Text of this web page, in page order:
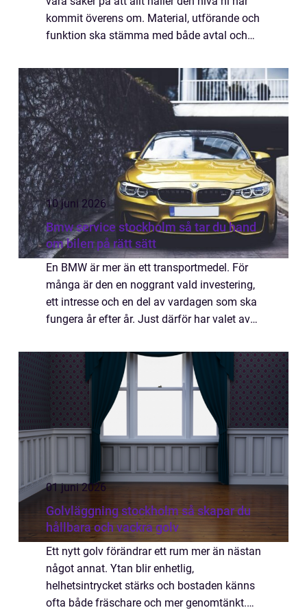
kommit överens om. Material, utförande och
funktion ska stämma med både avtal och
10 juni 2026
Bmw service stockholm så tar du hand
om bilen på rätt sätt
En BMW är mer än ett transportmedel. För
många är den en noggrant vald investering,
ett intresse och en del av vardagen som ska
fungera år efter år. Just därför har valet av
service stockholm kan bilen behålla si...
01 juni 2026
Golvläggning stockholm så skapar du
hållbara och vackra golv
Ett nytt golv förändrar ett rum mer än nästan
något annat. Ytan blir enhetlig,
helhetsintrycket stärks och bostaden känns
ofta både fräschare och mer genomtänkt.